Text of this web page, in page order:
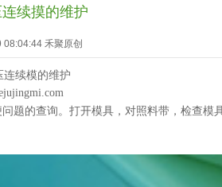
续摸的维护
禾聚原创
连续模的维护
题的查询。打开模具，对照料带，检查